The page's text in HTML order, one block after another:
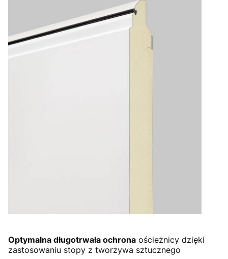
Optymalna długotrwała ochrona ościeżnicy dzięki
zastosowaniu stopy z tworzywa sztucznego